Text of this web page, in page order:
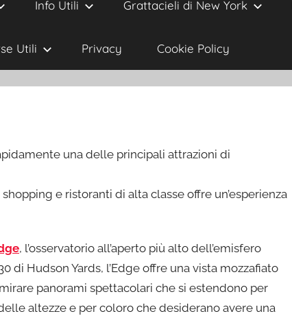
Info Utili Grattacieli di New York
Utili Privacy Cookie Policy
una delle principali attrazioni di
e ristoranti di alta classe offre un’esperienza
, l’osservatorio all’aperto più alto dell’emisfero
di Hudson Yards, l’Edge offre una vista mozzafiato
panorami spettacolari che si estendono per
altezze e per coloro che desiderano avere una